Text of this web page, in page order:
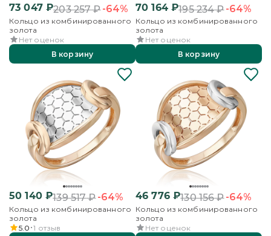
73 047₽203 257₽-64%
Кольцо из комбинированного
золота
Нет оценок
В корзину
70 164₽195 234₽-64%
Кольцо из комбинированного
золота
Нет оценок
В корзину
50 140₽139 517₽-64%
Кольцо из комбинированного
золота
5.0 1 отзыв
46 776₽130 156₽-64%
Кольцо из комбинированного
золота
Нет оценок